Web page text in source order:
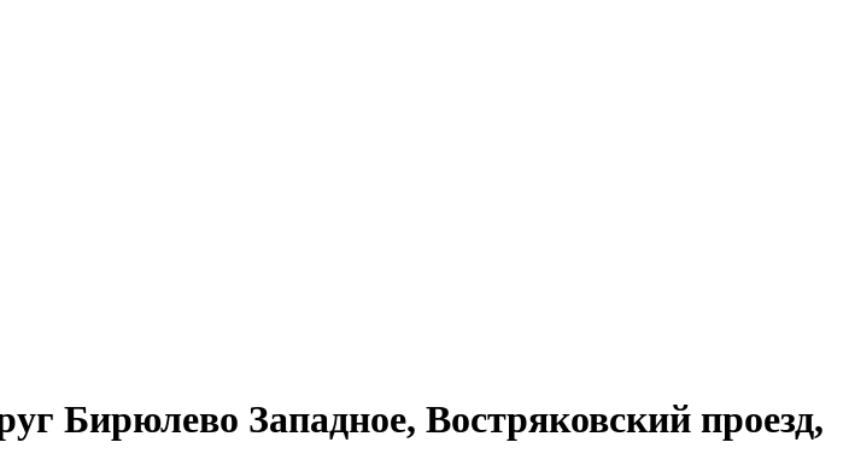
Бирюлево Западное, Востряковский проезд,